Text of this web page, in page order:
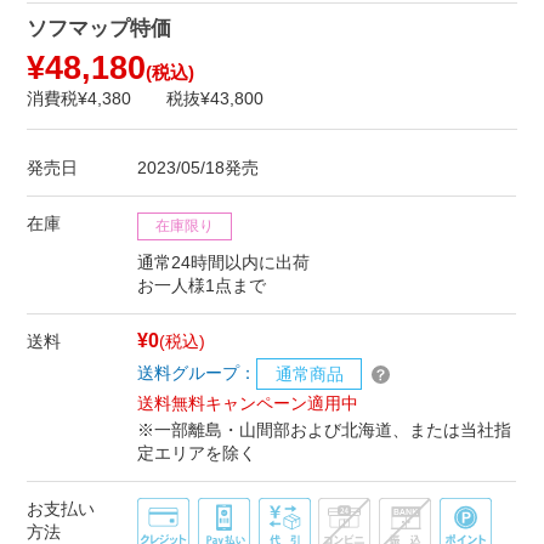
ソフマップ特価
¥48,180(税込)
消費税¥4,380 税抜¥43,800
発売日 2023/05/18発売
在庫 在庫限り
通常24時間以内に出荷
お一人様1点まで
送料 ¥0(税込)
送料グループ：
通常商品
送料無料キャンペーン適用中
※一部離島・山間部および北海道、または当社指
定エリアを除く
お支払い
方法